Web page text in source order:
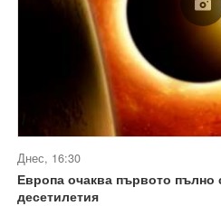
Днес, 16:30
Европа очаква първото пълно
десетилетия